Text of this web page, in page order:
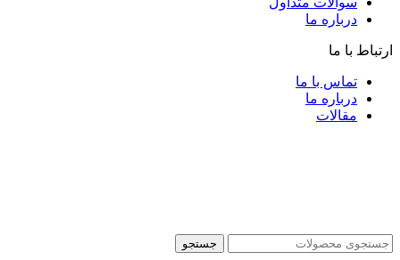
درباره ما
ارتباط با ما
تماس با ما
درباره ما
مقالات
جستجو